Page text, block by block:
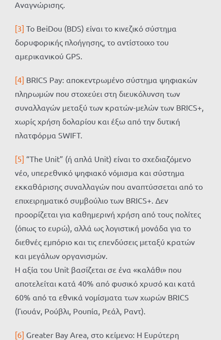
Αναγνώρισης.
[3] Το BeiDou (BDS) είναι το κινεζικό σύστημα
δορυφορικής πλοήγησης, το αντίστοιχο του
αμερικανικού GPS.
[4] BRICS Pay: αποκεντρωμένο σύστημα ψηφιακών
πληρωμών που στοχεύει στη διευκόλυνση των
συναλλαγών μεταξύ των κρατών-μελών των BRICS+,
χωρίς χρήση δολαρίου και έξω από την δυτική
πλατφόρμα SWIFT.
[5] “The Unit” (ή απλά Unit) είναι το σχεδιαζόμενο
νέο, υπερεθνικό ψηφιακό νόμισμα και σύστημα
εκκαθάρισης συναλλαγών που αναπτύσσεται από το
επιχειρηματικό συμβούλιο των BRICS+. Δεν
προορίζεται για καθημερινή χρήση από τους πολίτες
(όπως το ευρώ), αλλά ως λογιστική μονάδα για το
διεθνές εμπόριο και τις επενδύσεις μεταξύ κρατών
και μεγάλων οργανισμών.
Η αξία του Unit βασίζεται σε ένα «καλάθι» που
αποτελείται κατά 40% από φυσικό χρυσό και κατά
60% από τα εθνικά νομίσματα των χωρών BRICS
(Γιουάν, Ρούβλι, Ρουπία, Ρεάλ, Ραντ).
[6] Greater Bay Area, στο κείμενο: Η Ευρύτερη